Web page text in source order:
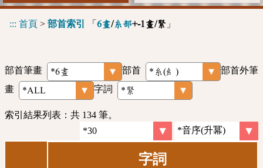
::: 首頁 > 部首索引 「 6畫/糸部+-1畫/緊 」
部首筆畫 部首
部首外筆
畫
字詞
索引結果列表：共 134 筆。
字詞